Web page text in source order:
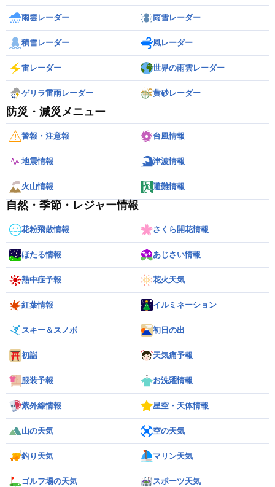
雨雲レーダー 雨雪レーダー
積雪レーダー 風レーダー
雷レーダー 世界の雨雲レーダー
ゲリラ雷雨レーダー 黄砂レーダー
防災・減災メニュー
警報・注意報 台風情報
地震情報 津波情報
火山情報 避難情報
自然・季節・レジャー情報
花粉飛散情報 さくら開花情報
ほたる情報 あじさい情報
熱中症予報 花火天気
紅葉情報 イルミネーション
スキー＆スノボ 初日の出
初詣 天気痛予報
服装予報 お洗濯情報
紫外線情報 星空・天体情報
山の天気 空の天気
釣り天気 マリン天気
ゴルフ場の天気 スポーツ天気